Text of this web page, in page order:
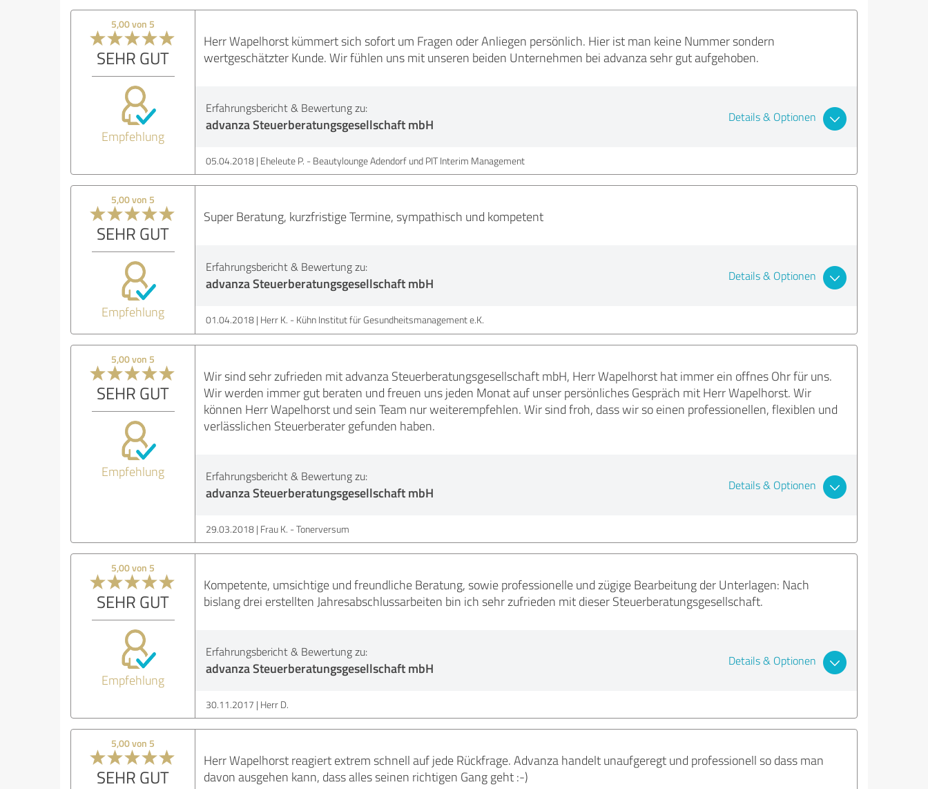
5,00 von 5
SEHR GUT
Empfehlung
Herr Wapelhorst kümmert sich sofort um Fragen oder Anliegen persönlich. Hier ist man keine Nummer sondern
wertgeschätzter Kunde. Wir fühlen uns mit unseren beiden Unternehmen bei advanza sehr gut aufgehoben.
Erfahrungsbericht & Bewertung zu:
advanza Steuerberatungsgesellschaft mbH Details & Optionen
05.04.2018 Eheleute P. - Beautylounge Adendorf und PIT Interim Management
5,00 von 5
SEHR GUT
Empfehlung
Super Beratung, kurzfristige Termine, sympathisch und kompetent
Erfahrungsbericht & Bewertung zu:
advanza Steuerberatungsgesellschaft mbH Details & Optionen
01.04.2018 Herr K. - Kühn Institut für Gesundheitsmanagement e.K.
5,00 von 5
SEHR GUT
Empfehlung
Wir sind sehr zufrieden mit advanza Steuerberatungsgesellschaft mbH, Herr Wapelhorst hat immer ein offnes Ohr für uns.
Wir werden immer gut beraten und freuen uns jeden Monat auf unser persönliches Gespräch mit Herr Wapelhorst. Wir
können Herr Wapelhorst und sein Team nur weiterempfehlen. Wir sind froh, dass wir so einen professionellen, flexiblen und
verlässlichen Steuerberater gefunden haben.
Erfahrungsbericht & Bewertung zu:
advanza Steuerberatungsgesellschaft mbH Details & Optionen
29.03.2018 Frau K. - Tonerversum
5,00 von 5
SEHR GUT
Empfehlung
Kompetente, umsichtige und freundliche Beratung, sowie professionelle und zügige Bearbeitung der Unterlagen: Nach
bislang drei erstellten Jahresabschlussarbeiten bin ich sehr zufrieden mit dieser Steuerberatungsgesellschaft.
Erfahrungsbericht & Bewertung zu:
advanza Steuerberatungsgesellschaft mbH Details & Optionen
30.11.2017 Herr D.
5,00 von 5
SEHR GUT
Herr Wapelhorst reagiert extrem schnell auf jede Rückfrage. Advanza handelt unaufgeregt und professionell so dass man
davon ausgehen kann, dass alles seinen richtigen Gang geht :-)